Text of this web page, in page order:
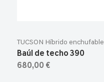
TUCSON Híbrido enchufable
Baúl de techo 390
680,00 €